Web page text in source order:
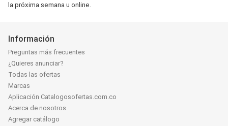
la próxima semana u online.
Información
Preguntas más frecuentes
¿Quieres anunciar?
Todas las ofertas
Marcas
Aplicación Catalogosofertas.com.co
Acerca de nosotros
Agregar catálogo